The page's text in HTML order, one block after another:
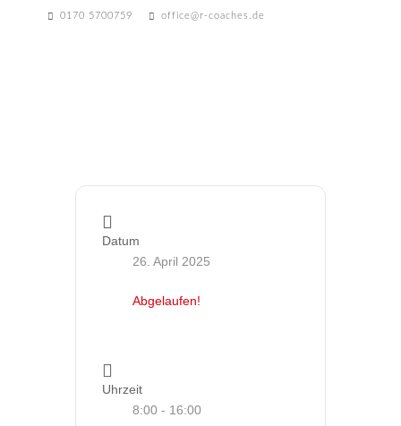
0170 5700759 office@r-coaches.de
Datum
26. April 2025
Abgelaufen!
Uhrzeit
8:00 - 16:00